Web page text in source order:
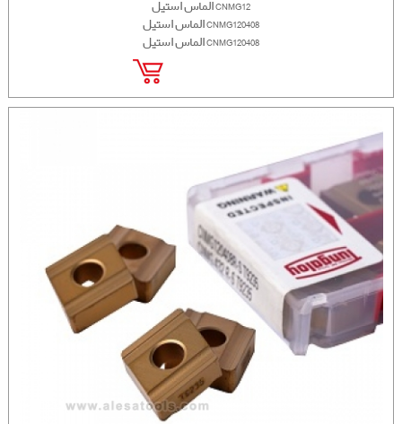
الماس استیل CNMG12
الماس استیل CNMG120408
الماس استیل CNMG120408